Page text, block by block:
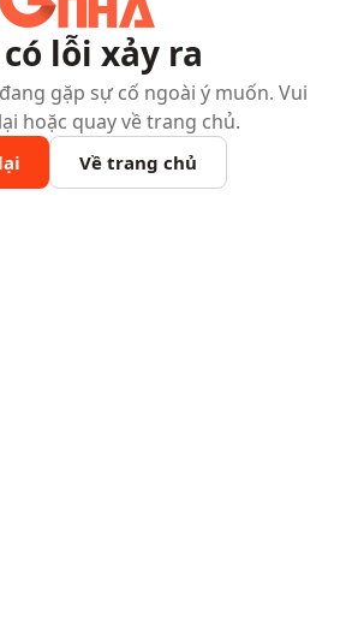
lỗi xảy ra
gặp sự cố ngoài ý muốn. Vui
hoặc quay về trang chủ.
Về trang chủ